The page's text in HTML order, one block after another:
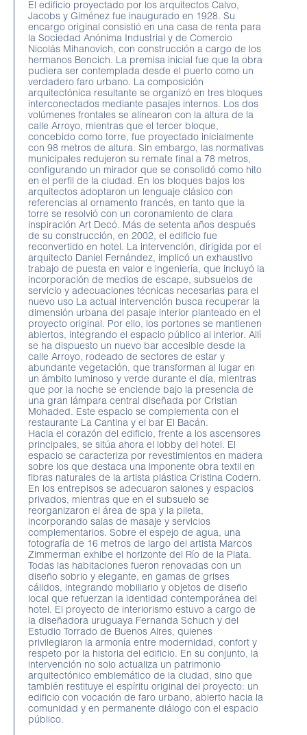
El edificio proyectado por los arquitectos Calvo,
Jacobs y Giménez fue inaugurado en 1928. Su
encargo original consistió en una casa de renta para
la Sociedad Anónima Industrial y de Comercio
Nicolás Mihanovich, con construcción a cargo de los
hermanos Bencich. La premisa inicial fue que la obra
pudiera ser contemplada desde el puerto como un
verdadero faro urbano. La composición
arquitectónica resultante se organizó en tres bloques
interconectados mediante pasajes internos. Los dos
volúmenes frontales se alinearon con la altura de la
calle Arroyo, mientras que el tercer bloque,
concebido como torre, fue proyectado inicialmente
con 98 metros de altura. Sin embargo, las normativas
municipales redujeron su remate final a 78 metros,
configurando un mirador que se consolidó como hito
en el perfil de la ciudad. En los bloques bajos los
arquitectos adoptaron un lenguaje clásico con
referencias al ornamento francés, en tanto que la
torre se resolvió con un coronamiento de clara
inspiración Art Decó. Más de setenta años después
de su construcción, en 2002, el edificio fue
reconvertido en hotel. La intervención, dirigida por el
arquitecto Daniel Fernández, implicó un exhaustivo
trabajo de puesta en valor e ingeniería, que incluyó la
incorporación de medios de escape, subsuelos de
servicio y adecuaciones técnicas necesarias para el
nuevo uso La actual intervención busca recuperar la
dimensión urbana del pasaje interior planteado en el
proyecto original. Por ello, los portones se mantienen
abiertos, integrando el espacio público al interior. Allí
se ha dispuesto un nuevo bar accesible desde la
calle Arroyo, rodeado de sectores de estar y
abundante vegetación, que transforman al lugar en
un ámbito luminoso y verde durante el día, mientras
que por la noche se enciende bajo la presencia de
una gran lámpara central diseñada por Cristian
Mohaded. Este espacio se complementa con el
restaurante La Cantina y el bar El Bacán.
Hacia el corazón del edificio, frente a los ascensores
principales, se sitúa ahora el lobby del hotel. El
espacio se caracteriza por revestimientos en madera
sobre los que destaca una imponente obra textil en
fibras naturales de la artista plástica Cristina Codern.
En los entrepisos se adecuaron salones y espacios
privados, mientras que en el subsuelo se
reorganizaron el área de spa y la pileta,
incorporando salas de masaje y servicios
complementarios. Sobre el espejo de agua, una
fotografía de 16 metros de largo del artista Marcos
Zimmerman exhibe el horizonte del Río de la Plata.
Todas las habitaciones fueron renovadas con un
diseño sobrio y elegante, en gamas de grises
cálidos, integrando mobiliario y objetos de diseño
local que refuerzan la identidad contemporánea del
hotel. El proyecto de interiorismo estuvo a cargo de
la diseñadora uruguaya Fernanda Schuch y del
Estudio Torrado de Buenos Aires, quienes
privilegiaron la armonía entre modernidad, confort y
respeto por la historia del edificio. En su conjunto, la
intervención no solo actualiza un patrimonio
arquitectónico emblemático de la ciudad, sino que
también restituye el espíritu original del proyecto: un
edificio con vocación de faro urbano, abierto hacia la
comunidad y en permanente diálogo con el espacio
público.